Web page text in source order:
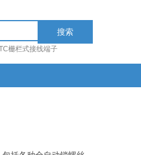
搜索
栅栏式接线端子